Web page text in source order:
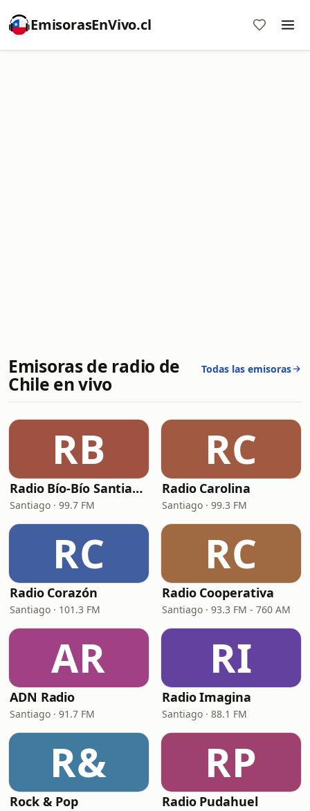
EmisorasEnVivo.cl
Emisoras de radio de
Chile en vivo
Todas las emisoras
RB
Radio Bío-Bío Santiago 99.7
Santiago · 99.7 FM
RC
Radio Carolina
Santiago · 99.3 FM
RC
Radio Corazón
Santiago · 101.3 FM
RC
Radio Cooperativa
Santiago · 93.3 FM - 760 AM
AR
ADN Radio
Santiago · 91.7 FM
RI
Radio Imagina
Santiago · 88.1 FM
R&
Rock & Pop
RP
Radio Pudahuel